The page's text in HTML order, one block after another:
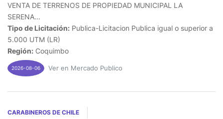
VENTA DE TERRENOS DE PROPIEDAD MUNICIPAL LA
SERENA...
Tipo de Licitación: Publica-Licitacion Publica igual o superior a
5.000 UTM (LR)
Región: Coquimbo
2026-08-06 Ver en Mercado Publico
CARABINEROS DE CHILE